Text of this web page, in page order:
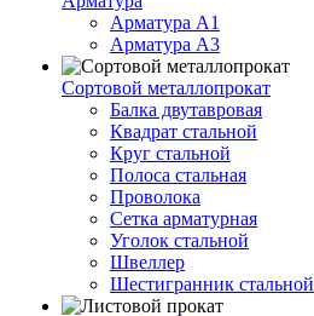
Арматура A1
Арматура А3
Сортовой металлопрокат
Балка двутавровая
Квадрат стальной
Круг стальной
Полоса стальная
Проволока
Сетка арматурная
Уголок стальной
Швеллер
Шестигранник стальной